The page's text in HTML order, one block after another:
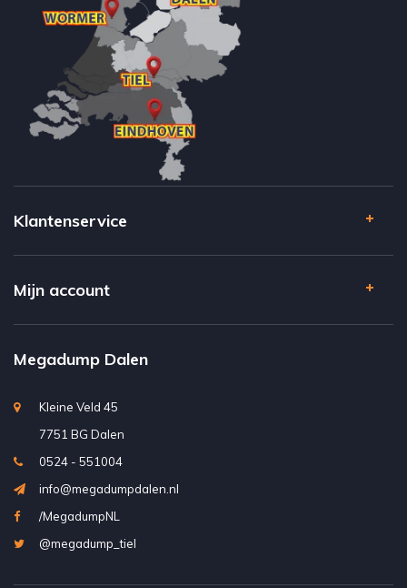
Klantenservice
Mijn account
Megadump Dalen
Kleine Veld 45
7751 BG Dalen
0524 - 551004
info@megadumpdalen.nl
/MegadumpNL
@megadump_tiel